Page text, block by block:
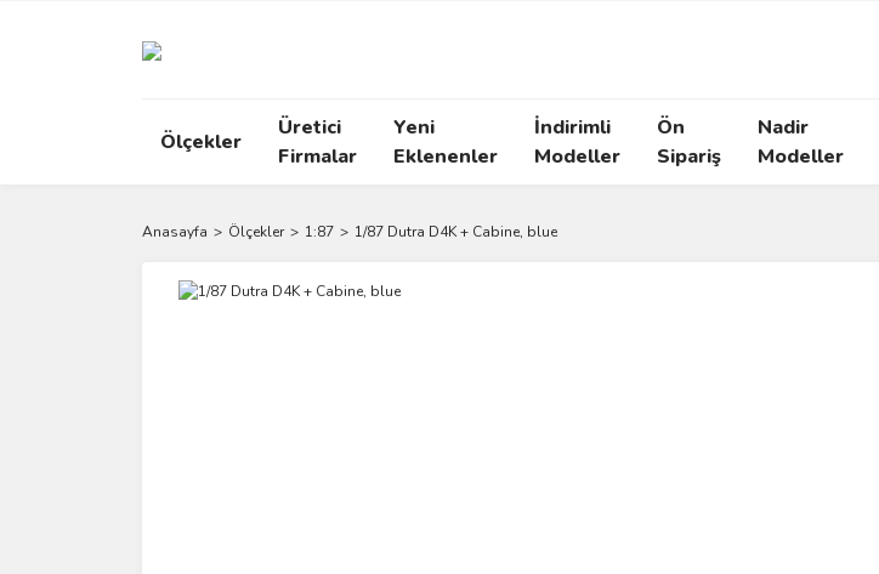
Ölçekler
Üretici
Firmalar
Yeni
Eklenenler
İndirimli
Modeller
Ön
Sipariş
Nadir
Modeller
Anasayfa Ölçekler 1:87 1/87 Dutra D4K + Cabine, blue